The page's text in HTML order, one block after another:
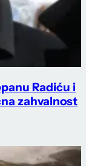
Radiću i
zahvalnost